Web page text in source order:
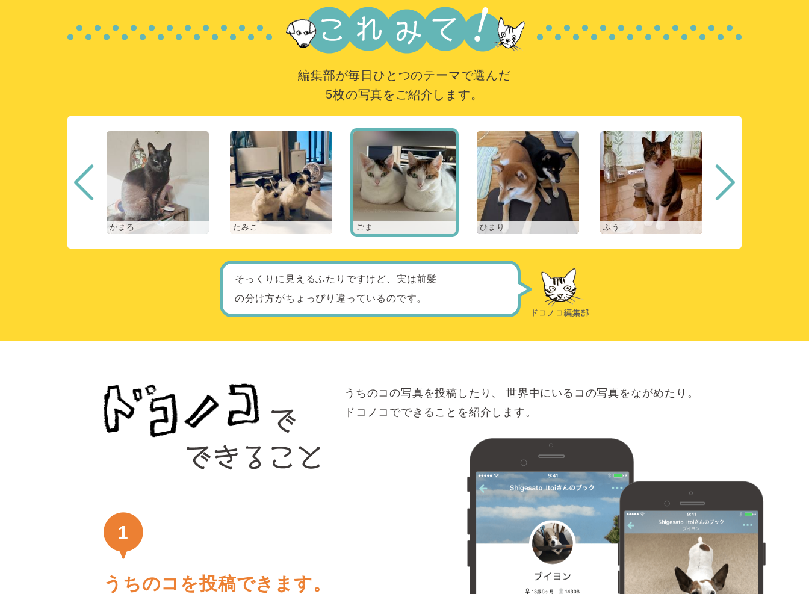
編集部が毎日ひとつのテーマで選んだ
5枚の写真をご紹介します。
かまる たみこ ごま ひまり ふう
そっくりに見えるふたりですけど、実は前髪
の分け方がちょっぴり違っているのです。
うちのコの写真を投稿したり、
世界中にいるコの写真をながめたり。
ドコノコでできることを紹介します。
1
うちのコを投稿できます。